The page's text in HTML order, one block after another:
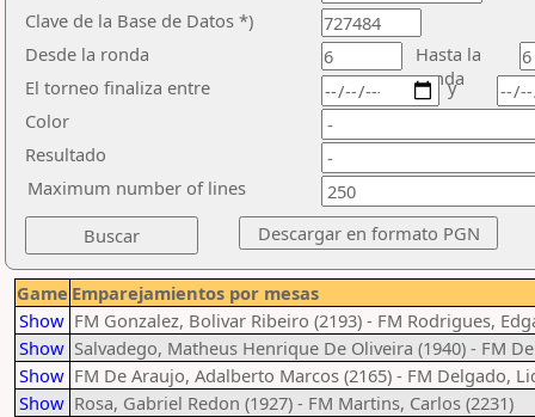
Clave de la Base de Datos *)
Desde la ronda
Hasta la
ronda
El torneo finaliza entre
Color
Resultado
y
Maximum number of lines
Game Emparejamientos por mesas
Show FM Gonzalez, Bolivar Ribeiro (2193) - FM Rodrigues,
Show Salvadego, Matheus Henrique De Oliveira (1940) - FM
Show FM De Araujo, Adalberto Marcos (2165) - FM Delgado,
Show Rosa, Gabriel Redon (1927) - FM Martins, Carlos (2231)